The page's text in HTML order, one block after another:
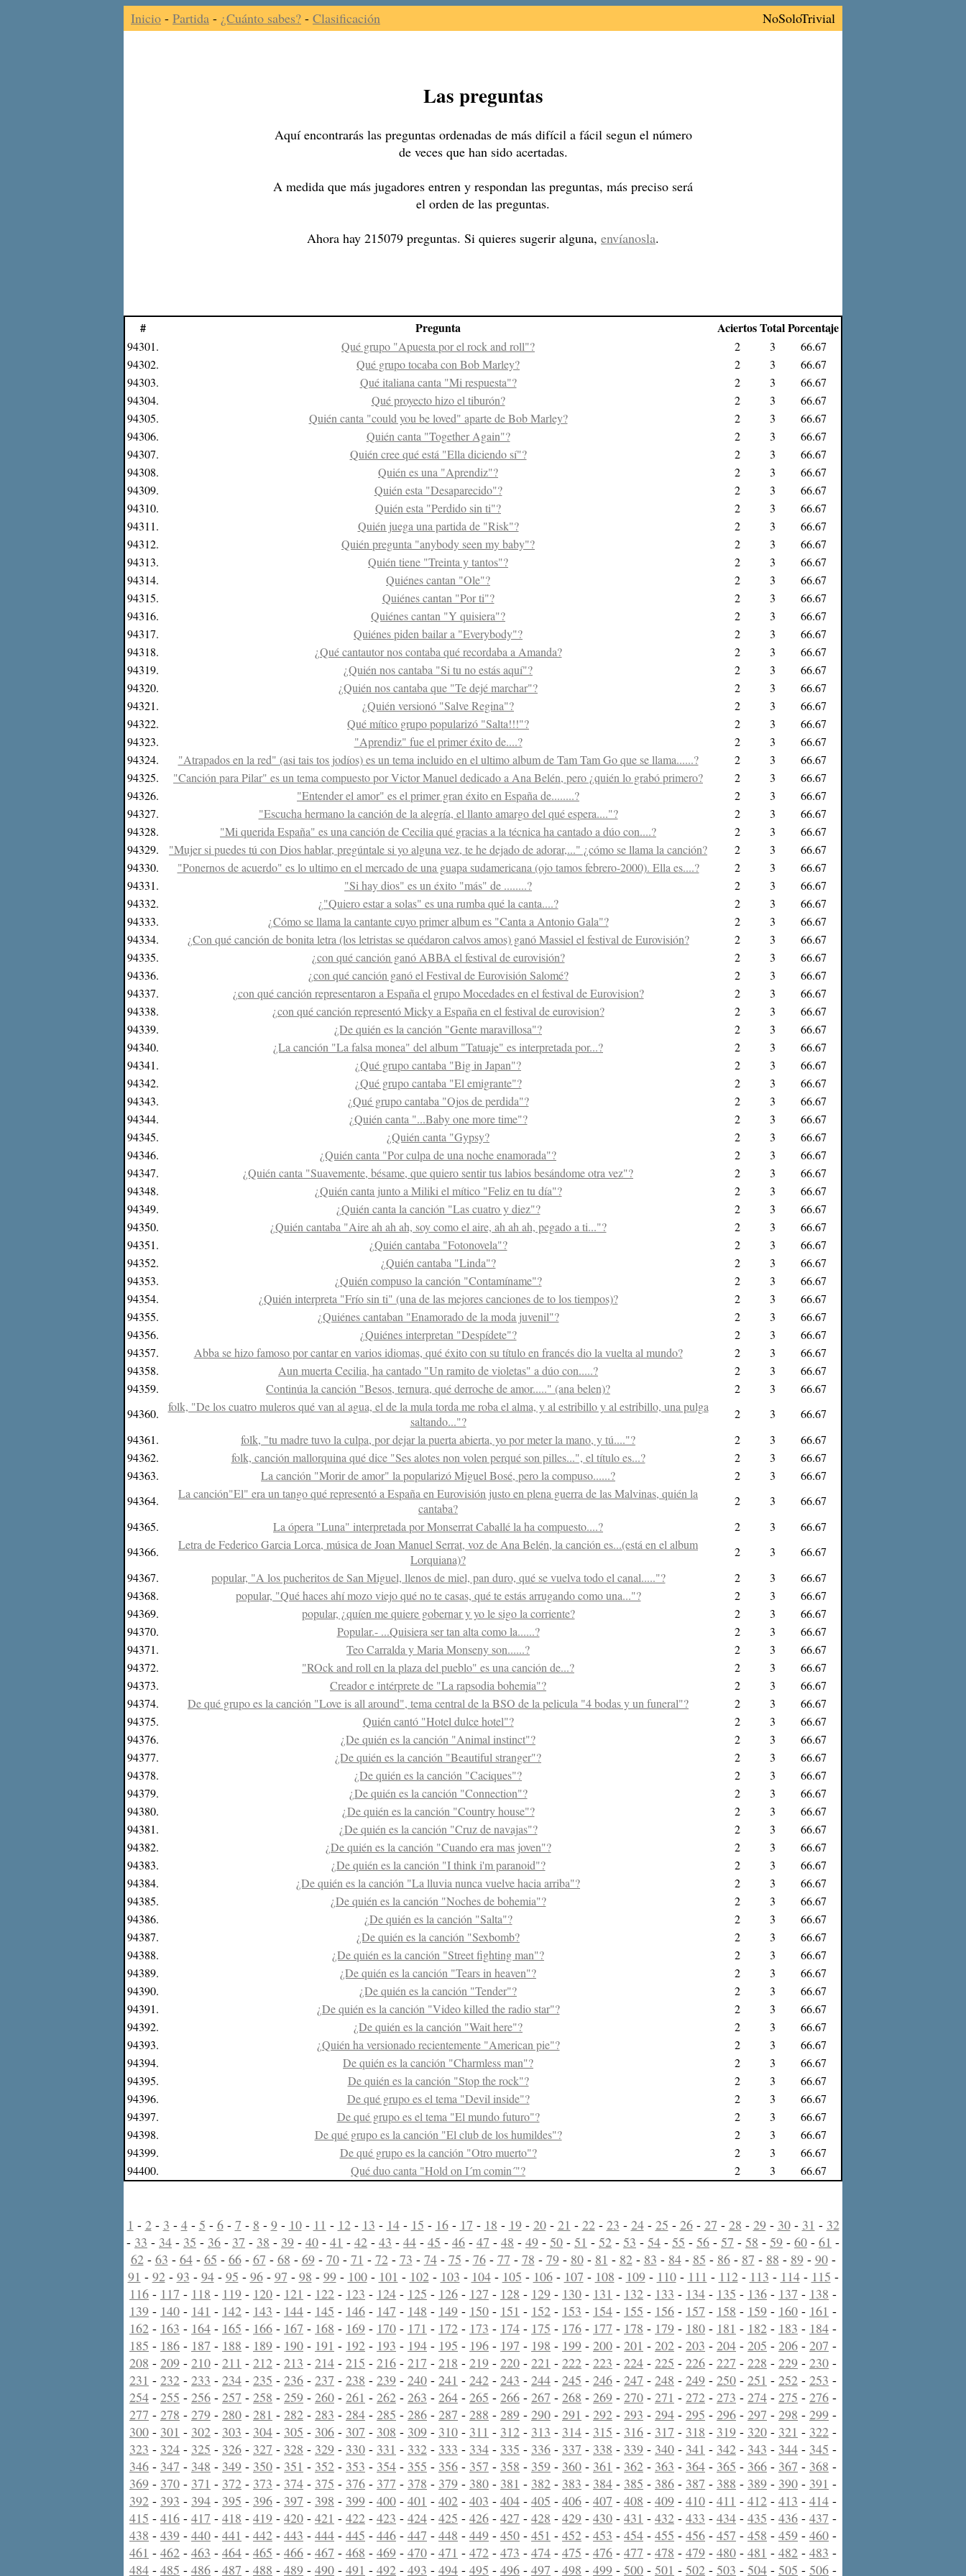
Inicio - Partida - ¿Cuánto sabes? - Clasificación NoSoloTrivial
Las preguntas
Aquí encontrarás las preguntas ordenadas de más difícil a fácil segun el número
de veces que han sido acertadas.
A medida que más jugadores entren y respondan las preguntas, más preciso será
el orden de las preguntas.
Ahora hay 215079 preguntas. Si quieres sugerir alguna, envíanosla.
# Pregunta AciertosTotalPorcentaje
94301. Qué grupo "Apuesta por el rock and roll"? 2 3
66.67
94302.
Qué grupo tocaba con Bob Marley? 2 3
66.67
94303.
Qué italiana canta "Mi respuesta"? 2 3
66.67
94304.
Qué proyecto hizo el tiburón? 2 3
66.67
94305.
Quién canta "could you be loved" aparte de Bob Marley? 2 3
66.67
94306.
Quién canta "Together Again"? 2 3
66.67
94307.
Quién cree qué está "Ella diciendo sí"? 2 3
66.67
94308.
Quién es una "Aprendiz"? 2 3
66.67
94309.
Quién esta "Desaparecido"? 2 3
66.67
94310.
Quién esta "Perdido sin ti"? 2 3
66.67
94311.
Quién juega una partida de "Risk"? 2 3
66.67
94312.
Quién pregunta "anybody seen my baby"? 2 3
66.67
94313.
Quién tiene "Treinta y tantos"? 2 3
66.67
94314.
Quiénes cantan "Ole"? 2 3
66.67
94315.
Quiénes cantan "Por ti"? 2 3
66.67
94316.
Quiénes cantan "Y quisiera"? 2 3
66.67
94317.
Quiénes piden bailar a "Everybody"? 2 3
66.67
94318.
¿Qué cantautor nos contaba qué recordaba a Amanda? 2 3
66.67
94319.
¿Quién nos cantaba "Si tu no estás aquí"? 2 3
66.67
94320.
¿Quién nos cantaba que "Te dejé marchar"? 2 3
66.67
94321.
¿Quién versionó "Salve Regina"? 2 3
66.67
94322.
Qué mítico grupo popularizó "Salta!!!"? 2 3
66.67
94323.
"Aprendiz" fue el primer éxito de....? 2 3
66.67
94324.
"Atrapados en la red" (asi tais tos jodíos) es un tema incluido en el ultimo album de Tam Tam Go que se llama......? 2 3
66.67
94325.
"Canción para Pilar" es un tema compuesto por Victor Manuel dedicado a Ana Belén, pero ¿quién lo grabó primero? 2 3
66.67
94326.
"Entender el amor" es el primer gran éxito en España de........? 2 3
66.67
94327.
"Escucha hermano la canción de la alegría, el llanto amargo del qué espera...."? 2 3
66.67
94328.
"Mi querida España" es una canción de Cecilia qué gracias a la técnica ha cantado a dúo con....? 2 3
66.67
94329.
"Mujer si puedes tú con Dios hablar, pregúntale si yo alguna vez, te he dejado de adorar,..." ¿cómo se llama la canción? 2 3
66.67
94330.
"Ponernos de acuerdo" es lo ultimo en el mercado de una guapa sudamericana (ojo tamos febrero-2000). Ella es....? 2 3
66.67
94331.
"Si hay dios" es un éxito "más" de ........? 2 3
66.67
94332.
¿"Quiero estar a solas" es una rumba qué la canta....? 2 3
66.67
94333.
¿Cómo se llama la cantante cuyo primer album es "Canta a Antonio Gala"? 2 3
66.67
94334.
¿Con qué canción de bonita letra (los letristas se quédaron calvos amos) ganó Massiel el festival de Eurovisión? 2 3
66.67
94335.
¿con qué canción ganó ABBA el festival de eurovisión? 2 3
66.67
94336.
¿con qué canción ganó el Festival de Eurovisión Salomé? 2 3
66.67
94337.
¿con qué canción representaron a España el grupo Mocedades en el festival de Eurovision? 2 3
66.67
94338.
¿con qué canción representó Micky a España en el festival de eurovision? 2 3
66.67
94339.
¿De quién es la canción "Gente maravillosa"? 2 3
66.67
94340.
¿La canción "La falsa monea" del album "Tatuaje" es interpretada por...? 2 3
66.67
94341.
¿Qué grupo cantaba "Big in Japan"? 2 3
66.67
94342.
¿Qué grupo cantaba "El emigrante"? 2 3
66.67
94343.
¿Qué grupo cantaba "Ojos de perdida"? 2 3
66.67
94344.
¿Quién canta "...Baby one more time"? 2 3
66.67
94345.
¿Quién canta "Gypsy? 2 3
66.67
94346.
¿Quién canta "Por culpa de una noche enamorada"? 2 3
66.67
94347.
¿Quién canta "Suavemente, bésame, que quiero sentir tus labios besándome otra vez"? 2 3
66.67
94348.
¿Quién canta junto a Miliki el mítico "Feliz en tu día"? 2 3
66.67
94349.
¿Quién canta la canción "Las cuatro y diez"? 2 3
66.67
94350.
¿Quién cantaba "Aire ah ah ah, soy como el aire, ah ah ah, pegado a ti..."? 2 3
66.67
94351.
¿Quién cantaba "Fotonovela"? 2 3
66.67
94352.
¿Quién cantaba "Linda"? 2 3
66.67
94353.
¿Quién compuso la canción "Contamíname"? 2 3
66.67
94354.
¿Quién interpreta "Frío sin ti" (una de las mejores canciones de to los tiempos)? 2 3
66.67
94355.
¿Quiénes cantaban "Enamorado de la moda juvenil"? 2 3
66.67
94356.
¿Quiénes interpretan "Despídete"? 2 3
66.67
94357.
Abba se hizo famoso por cantar en varios idiomas, qué éxito con su título en francés dio la vuelta al mundo? 2 3
66.67
94358.
Aun muerta Cecilia, ha cantado "Un ramito de violetas" a dúo con.....? 2 3
66.67
94359.
Continúa la canción "Besos, ternura, qué derroche de amor....." (ana belen)? 2 3
66.67
94360.
folk, "De los cuatro muleros qué van al agua, el de la mula torda me roba el alma, y al estribillo y al estribillo, una pulga
saltando..."?
2 3
66.67
94361.
folk, "tu madre tuvo la culpa, por dejar la puerta abierta, yo por meter la mano, y tú...."? 2 3
66.67
94362.
folk, canción mallorquina qué dice "Ses alotes non volen perqué son pilles...", el título es...? 2 3
66.67
94363.
La canción "Morir de amor" la popularizó Miguel Bosé, pero la compuso......? 2 3
66.67
94364.
La canción"El" era un tango qué representó a España en Eurovisión justo en plena guerra de las Malvinas, quién la
cantaba?
2 3
66.67
94365.
La ópera "Luna" interpretada por Monserrat Caballé la ha compuesto....? 2 3
66.67
94366.
Letra de Federico Garcia Lorca, música de Joan Manuel Serrat, voz de Ana Belén, la canción es...(está en el album
Lorquiana)?
2 3
66.67
94367.
popular, "A los pucheritos de San Miguel, llenos de miel, pan duro, qué se vuelva todo el canal....."? 2 3
66.67
94368.
popular, "Qué haces ahí mozo viejo qué no te casas, qué te estás arrugando como una..."? 2 3
66.67
94369.
popular, ¿quíen me quiere gobernar y yo le sigo la corriente? 2 3
66.67
94370.
Popular.- ...Quisiera ser tan alta como la......? 2 3
66.67
94371.
Teo Carralda y Maria Monseny son......? 2 3
66.67
94372.
"ROck and roll en la plaza del pueblo" es una canción de...? 2 3
66.67
94373.
Creador e intérprete de "La rapsodia bohemia"? 2 3
66.67
94374.
De qué grupo es la canción "Love is all around", tema central de la BSO de la pelicula "4 bodas y un funeral"? 2 3
66.67
94375.
Quién cantó "Hotel dulce hotel"? 2 3
66.67
94376.
¿De quién es la canción "Animal instinct"? 2 3
66.67
94377.
¿De quién es la canción "Beautiful stranger"? 2 3
66.67
94378.
¿De quién es la canción "Caciques"? 2 3
66.67
94379.
¿De quién es la canción "Connection"? 2 3
66.67
94380.
¿De quién es la canción "Country house"? 2 3
66.67
94381.
¿De quién es la canción "Cruz de navajas"? 2 3
66.67
94382.
¿De quién es la canción "Cuando era mas joven"? 2 3
66.67
94383.
¿De quién es la canción "I think i'm paranoid"? 2 3
66.67
94384.
¿De quién es la canción "La lluvia nunca vuelve hacia arriba"? 2 3
66.67
94385.
¿De quién es la canción "Noches de bohemia"? 2 3
66.67
94386.
¿De quién es la canción "Salta"? 2 3
66.67
94387.
¿De quién es la canción "Sexbomb? 2 3
66.67
94388.
¿De quién es la canción "Street fighting man"? 2 3
66.67
94389.
¿De quién es la canción "Tears in heaven"? 2 3
66.67
94390.
¿De quién es la canción "Tender"? 2 3
66.67
94391.
¿De quién es la canción "Video killed the radio star"? 2 3
66.67
94392.
¿De quién es la canción "Wait here"? 2 3
66.67
94393.
¿Quién ha versionado recientemente "American pie"? 2 3
66.67
94394.
De quién es la canción "Charmless man"? 2 3
66.67
94395.
De quién es la canción "Stop the rock"? 2 3
66.67
94396.
De qué grupo es el tema "Devil inside"? 2 3
66.67
94397.
De qué grupo es el tema "El mundo futuro"? 2 3
66.67
94398.
De qué grupo es la canción "El club de los humildes"? 2 3
66.67
94399.
De qué grupo es la canción "Otro muerto"? 2 3
66.67
94400.
Qué duo canta "Hold on I´m comin´"? 2 3 66.67
1 - 2 - 3 - 4- 5 - 6- 7 - 8 - 9- 10- 11 - 12 - 13 - 14- 15 - 16- 17 - 18 - 19- 20- 21 - 22 - 23 - 24- 25 - 26- 27 - 28 - 29- 30- 31 - 32
- 33 - 34 - 35 - 36 - 37 - 38 - 39 - 40 - 41 - 42 - 43 - 44 - 45 - 46 - 47 - 48 - 49 - 50 - 51 - 52 - 53 - 54 - 55 - 56 - 57 - 58 - 59 - 60 - 61 -
62 - 63 - 64- 65 - 66- 67 - 68 - 69- 70- 71 - 72 - 73 - 74- 75 - 76- 77 - 78 - 79- 80- 81 - 82 - 83 - 84- 85 - 86- 87 - 88 - 89- 90-
91 - 92 - 93 - 94- 95 - 96- 97 - 98 - 99- 100- 101 - 102 - 103 - 104- 105 - 106- 107 - 108 - 109- 110- 111 - 112 - 113 - 114- 115 -
116 - 117 - 118 - 119 - 120 - 121 - 122 - 123 - 124 - 125 - 126 - 127 - 128 - 129 - 130 - 131 - 132 - 133 - 134 - 135 - 136 - 137 - 138 -
139 - 140 - 141 - 142 - 143 - 144 - 145 - 146 - 147 - 148 - 149 - 150 - 151 - 152 - 153 - 154 - 155 - 156 - 157 - 158 - 159 - 160 - 161 -
162 - 163 - 164 - 165 - 166 - 167 - 168 - 169 - 170 - 171 - 172 - 173 - 174 - 175 - 176 - 177 - 178 - 179 - 180 - 181 - 182 - 183 - 184 -
185 - 186 - 187 - 188 - 189 - 190 - 191 - 192 - 193 - 194 - 195 - 196 - 197 - 198 - 199 - 200 - 201 - 202 - 203 - 204 - 205 - 206 - 207 -
208 - 209 - 210 - 211 - 212 - 213 - 214 - 215 - 216 - 217 - 218 - 219 - 220 - 221 - 222 - 223 - 224 - 225 - 226 - 227 - 228 - 229 - 230 -
231 - 232 - 233 - 234 - 235 - 236 - 237 - 238 - 239 - 240 - 241 - 242 - 243 - 244 - 245 - 246 - 247 - 248 - 249 - 250 - 251 - 252 - 253 -
254 - 255 - 256 - 257 - 258 - 259 - 260 - 261 - 262 - 263 - 264 - 265 - 266 - 267 - 268 - 269 - 270 - 271 - 272 - 273 - 274 - 275 - 276 -
277 - 278 - 279 - 280 - 281 - 282 - 283 - 284 - 285 - 286 - 287 - 288 - 289 - 290 - 291 - 292 - 293 - 294 - 295 - 296 - 297 - 298 - 299 -
300 - 301 - 302 - 303 - 304 - 305 - 306 - 307 - 308 - 309 - 310 - 311 - 312 - 313 - 314 - 315 - 316 - 317 - 318 - 319 - 320 - 321 - 322 -
323 - 324 - 325 - 326 - 327 - 328 - 329 - 330 - 331 - 332 - 333 - 334 - 335 - 336 - 337 - 338 - 339 - 340 - 341 - 342 - 343 - 344 - 345 -
346 - 347 - 348 - 349 - 350 - 351 - 352 - 353 - 354 - 355 - 356 - 357 - 358 - 359 - 360 - 361 - 362 - 363 - 364 - 365 - 366 - 367 - 368 -
369 - 370 - 371 - 372 - 373 - 374 - 375 - 376 - 377 - 378 - 379 - 380 - 381 - 382 - 383 - 384 - 385 - 386 - 387 - 388 - 389 - 390 - 391 -
392 - 393 - 394 - 395 - 396 - 397 - 398 - 399 - 400 - 401 - 402 - 403 - 404 - 405 - 406 - 407 - 408 - 409 - 410 - 411 - 412 - 413 - 414 -
415 - 416 - 417 - 418 - 419 - 420 - 421 - 422 - 423 - 424 - 425 - 426 - 427 - 428 - 429 - 430 - 431 - 432 - 433 - 434 - 435 - 436 - 437 -
438 - 439 - 440 - 441 - 442 - 443 - 444 - 445 - 446 - 447 - 448 - 449 - 450 - 451 - 452 - 453 - 454 - 455 - 456 - 457 - 458 - 459 - 460 -
461 - 462 - 463 - 464 - 465 - 466 - 467 - 468 - 469 - 470 - 471 - 472 - 473 - 474 - 475 - 476 - 477 - 478 - 479 - 480 - 481 - 482 - 483 -
484 - 485 - 486 - 487 - 488 - 489 - 490 - 491 - 492 - 493 - 494 - 495 - 496 - 497 - 498 - 499 - 500 - 501 - 502 - 503 - 504 - 505 - 506 -